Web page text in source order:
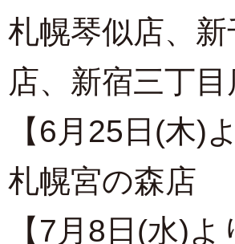
札幌琴似店、
店、 新宿三丁目
【6月25日(木)
札幌宮の森店
【7月8日(水)